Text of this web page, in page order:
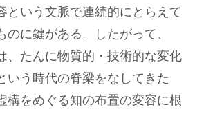
という文脈で連続的にとらえて
のに鍵がある。したがって、
、たんに物質的・技術的な変化
いう時代の脊梁をなしてきた
構をめぐる知の布置の変容に根